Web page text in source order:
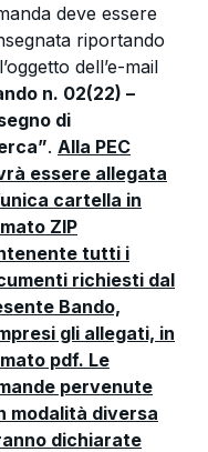
deve essere
riportando
dell’e-mail
n. 02(22) –
di
. Alla PEC
essere allegata
cartella in
ZIP
tutti i
richiesti dal
Bando,
gli allegati, in
pdf. Le
pervenute
modalità diversa
dichiarate